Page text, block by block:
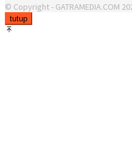
© Copyright - GATRAMEDIA.COM
tutup